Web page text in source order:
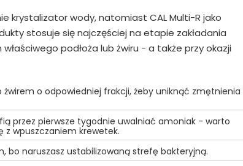
krystalizator wody, natomiast CAL Multi-R jako
stosuje się najczęściej na etapie zakładania
podłoża lub żwiru - a także przy okazji
o odpowiedniej frakcji, żeby uniknąć zmętnienia
przez pierwsze tygodnie uwalniać amoniak - warto
wpuszczaniem krewetek.
bo naruszasz ustabilizowaną strefę bakteryjną.